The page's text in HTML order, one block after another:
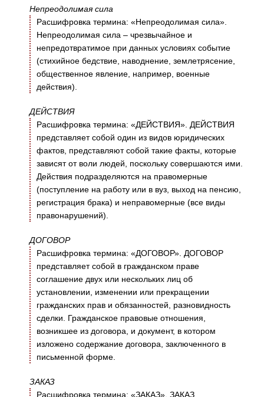
Непреодолимая сила
Расшифровка термина: «Непреодолимая сила».
Непреодолимая сила – чрезвычайное и
непредотвратимое при данных условиях событие
(стихийное бедствие, наводнение, землетрясение,
общественное явление, например, военные
действия).
ДЕЙСТВИЯ
Расшифровка термина: «ДЕЙСТВИЯ». ДЕЙСТВИЯ
представляет собой один из видов юридических
фактов, представляют собой такие факты, которые
зависят от воли людей, поскольку совершаются ими.
Действия подразделяются на правомерные
(поступление на работу или в вуз, выход на пенсию,
регистрация брака) и неправомерные (все виды
правонарушений).
ДОГОВОР
Расшифровка термина: «ДОГОВОР». ДОГОВОР
представляет собой в гражданском праве
соглашение двух или нескольких лиц об
установлении, изменении или прекращении
гражданских прав и обязанностей, разновидность
сделки. Гражданское правовые отношения,
возникшее из договора, и документ, в котором
изложено содержание договора, заключенного в
письменной форме.
ЗАКАЗ
Расшифровка термина: «ЗАКАЗ». ЗАКАЗ